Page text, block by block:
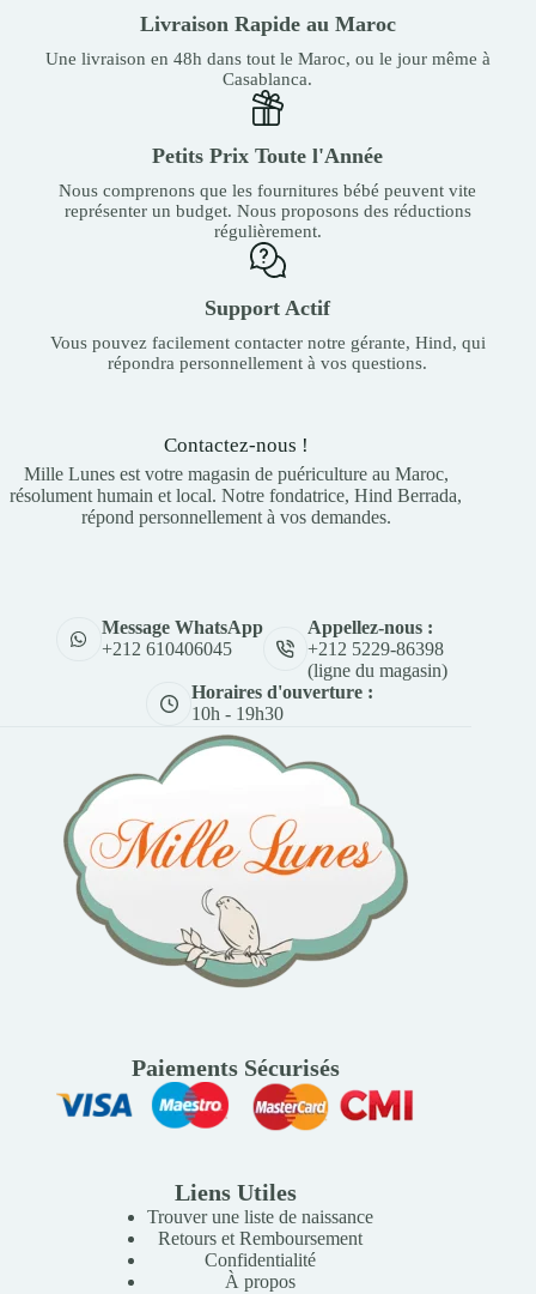
Livraison Rapide au Maroc
Une livraison en 48h dans tout le Maroc, ou le jour même à
Casablanca.
Petits Prix Toute l'Année
Nous comprenons que les fournitures bébé peuvent vite
représenter un budget. Nous proposons des réductions
régulièrement.
Support Actif
Vous pouvez facilement contacter notre gérante, Hind, qui
répondra personnellement à vos questions.
Contactez-nous !
Mille Lunes est votre magasin de puériculture au Maroc,
résolument humain et local. Notre fondatrice, Hind Berrada,
répond personnellement à vos demandes.
Message WhatsApp
+212 610406045
Appellez-nous :
+212 5229-86398
(ligne du magasin)
Horaires d'ouverture :
10h - 19h30
Paiements Sécurisés
Liens Utiles
Trouver une liste de naissance
Retours et Remboursement
Confidentialité
À propos